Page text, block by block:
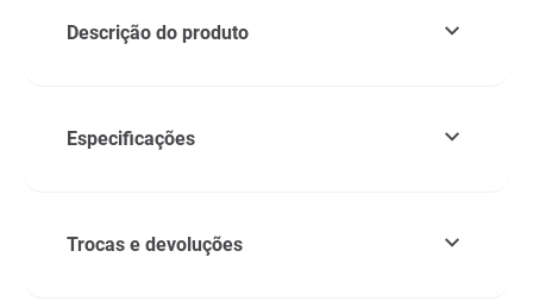
Descrição do produto
Especificações
Trocas e devoluções